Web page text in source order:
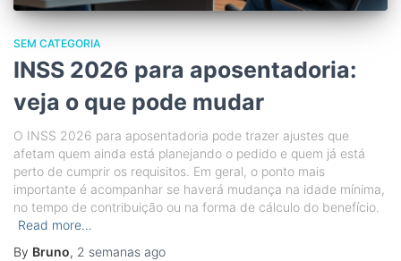
SEM CATEGORIA
INSS 2026 para aposentadoria:
veja o que pode mudar
O INSS 2026 para aposentadoria pode trazer ajustes que
afetam quem ainda está planejando o pedido e quem já está
perto de cumprir os requisitos. Em geral, o ponto mais
importante é acompanhar se haverá mudança na idade mínima,
no tempo de contribuição ou na forma de cálculo do benefício.
Read more…
By Bruno, 2 semanas ago